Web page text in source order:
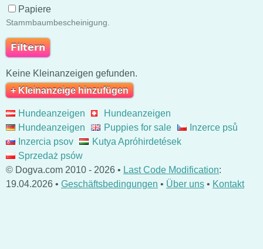
Papiere
Stammbaumbescheinigung.
Keine Kleinanzeigen gefunden.
+ Kleinanzeige hinzufügen
Hundeanzeigen
Hundeanzeigen
Hundeanzeigen
Puppies for sale
Inzerce psů
Inzercia psov
Kutya Apróhirdetések
Sprzedaż psów
© Dogva.com 2010 - 2026 • Last Code Modification:
19.04.2026 • Geschäftsbedingungen • Über uns • Kontakt